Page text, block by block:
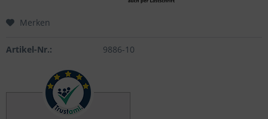
Merken
Artikel-Nr.: 9886-10